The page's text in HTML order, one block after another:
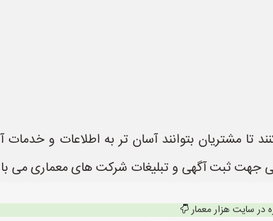
تا مشتریان بتوانند آسان تر به اطلاعات و خدمات
در سایت هزار معمار